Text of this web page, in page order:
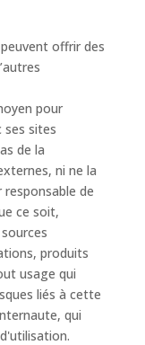
offrir des
pour
ses sites
de la
ni ne la
de
ce soit,
produits
usage qui
liés à cette
qui